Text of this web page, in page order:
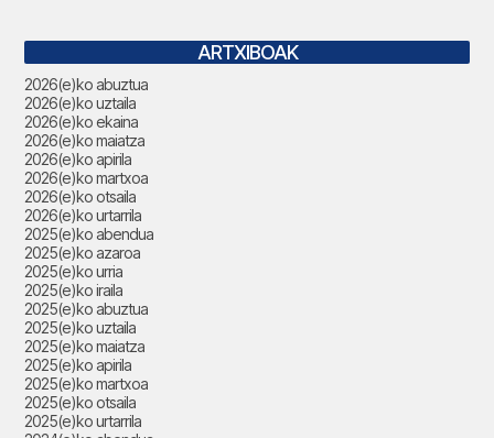
ARTXIBOAK
2026(e)ko abuztua
2026(e)ko uztaila
2026(e)ko ekaina
2026(e)ko maiatza
2026(e)ko apirila
2026(e)ko martxoa
2026(e)ko otsaila
2026(e)ko urtarrila
2025(e)ko abendua
2025(e)ko azaroa
2025(e)ko urria
2025(e)ko iraila
2025(e)ko abuztua
2025(e)ko uztaila
2025(e)ko maiatza
2025(e)ko apirila
2025(e)ko martxoa
2025(e)ko otsaila
2025(e)ko urtarrila